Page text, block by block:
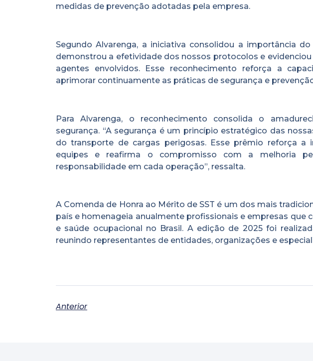
medidas de prevenção adotadas pela empresa.
Segundo Alvarenga, a iniciativa consolidou a importância
demonstrou a efetividade dos nossos protocolos e
agentes envolvidos. Esse reconhecimento reforça a
aprimorar continuamente as práticas de segurança e
Para Alvarenga, o reconhecimento consolida o
segurança. “A segurança é um princípio estratégico das
do transporte de cargas perigosas. Esse prêmio reforça a
equipes e reafirma o compromisso com a melhoria
responsabilidade em cada operação”, ressalta.
A Comenda de Honra ao Mérito de SST é um dos mais
país e homenageia anualmente profissionais e empresas que
e saúde ocupacional no Brasil. A edição de 2025 foi
reunindo representantes de entidades, organizações e
Anterior